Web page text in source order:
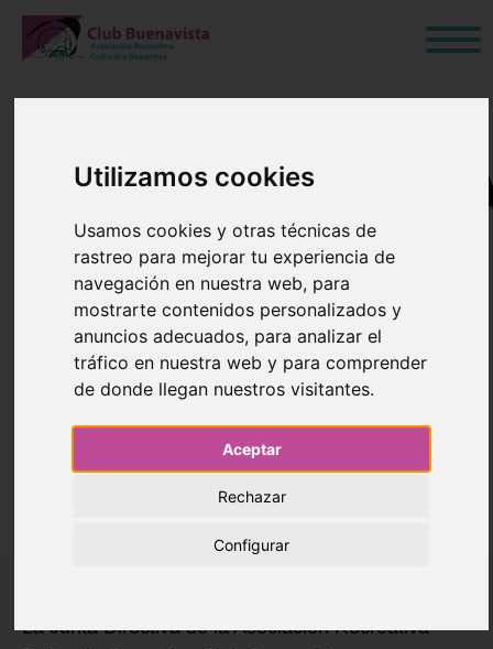
Utilizamos cookies
Usamos cookies y otras técnicas de
rastreo para mejorar tu experiencia de
navegación en nuestra web, para
mostrarte contenidos personalizados y
anuncios adecuados, para analizar el
tráfico en nuestra web y para comprender
de donde llegan nuestros visitantes.
Aceptar
Rechazar
Configurar
ASAMBLEA
GENERAL
ORDINARIA
06 de Marzo de 2023
› Junta Directiva
La Junta Directiva de la Asociación Recreativa